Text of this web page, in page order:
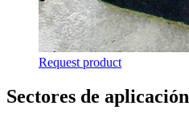
Request product
Sectores de aplicación